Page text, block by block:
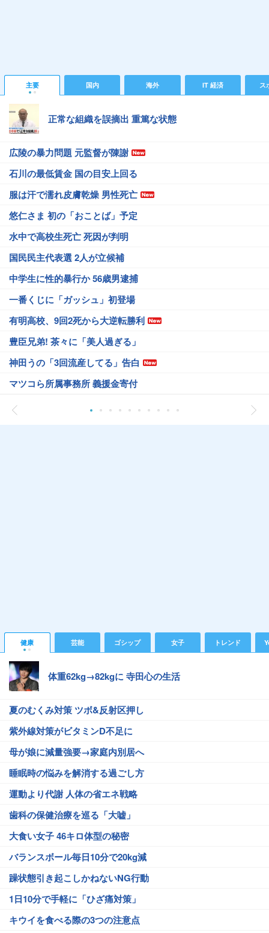
主要 国内 海外 IT 経済 ス
正常な組織を誤摘出 重篤な状態
広陵の暴力問題 元監督が陳謝
石川の最低賃金 国の目安上回る
服は汗で濡れ皮膚乾燥 男性死亡
悠仁さま 初の「おことば」予定
水中で高校生死亡 死因が判明
国民民主代表選 2人が立候補
中学生に性的暴行か 56歳男逮捕
一番くじに「ガッシュ」初登場
有明高校、9回2死から大逆転勝利
豊臣兄弟! 茶々に「美人過ぎる」
神田うの「3回流産してる」告白
マツコら所属事務所 義援金寄付
健康 芸能 ゴシップ 女子 トレンド
体重62kg→82kgに 寺田心の生活
夏のむくみ対策 ツボ&反射区押し
紫外線対策がビタミンD不足に
母が娘に減量強要→家庭内別居へ
睡眠時の悩みを解消する過ごし方
運動より代謝 人体の省エネ戦略
歯科の保健治療を巡る「大嘘」
大食い女子 46キロ体型の秘密
バランスボール毎日10分で20kg減
躁状態引き起こしかねないNG行動
1日10分で手軽に「ひざ痛対策」
キウイを食べる際の3つの注意点